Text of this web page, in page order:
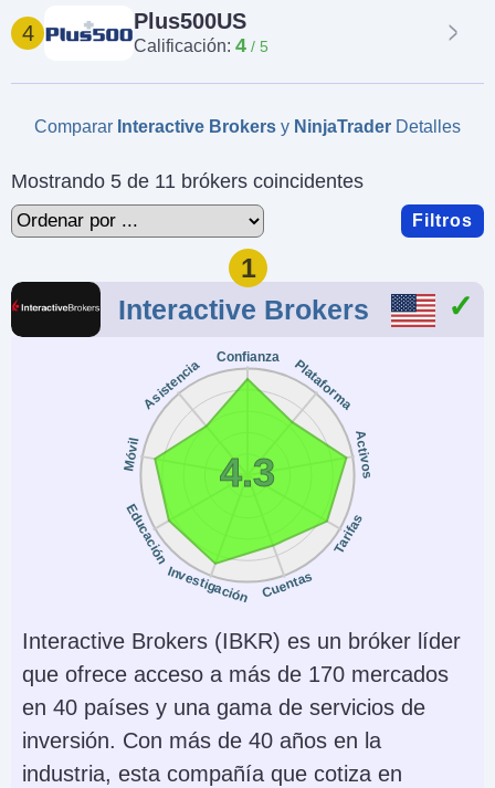
4 Plus500US
Calificación: 4
Comparar Interactive Brokers y NinjaTrader Detalles
Mostrando 5 de 11 brókers coincidentes
Filtros
1
Interactive Brokers
Confianza Plataforma
Activos
Tarifas
Cuentas
Investigación
Educación
Móvil
Asistencia
4.3
Interactive Brokers (IBKR) es un bróker líder
que ofrece acceso a más de 170 mercados
en 40 países y una gama de servicios de
inversión. Con más de 40 años en la
industria, esta compañía que cotiza en